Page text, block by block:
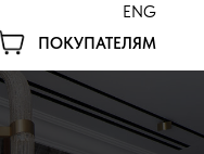
ПОКУПАТЕЛЯМ
ENG